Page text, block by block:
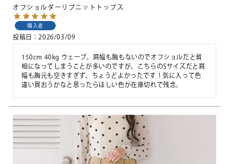
オフショルダーリブニットトップス
購入者
投稿日 2026/03/09
150cm 40kg ウェーブ。肩幅も胸もないのでオフショルだと貧
相になってしまうことが多いのですが、こちらのSサイズだと肩
幅も胸元も空きすぎず、ちょうどよかったです！気に入って色
違い買おうかなと思ったらほしい色が在庫切れで残念。